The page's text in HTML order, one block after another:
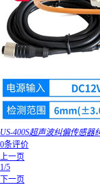
US-400S超声波纠偏传感器
0条评价
上一页
1/5
下一页